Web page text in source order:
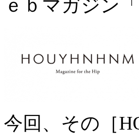
ｅｂマガジン
今回、その［